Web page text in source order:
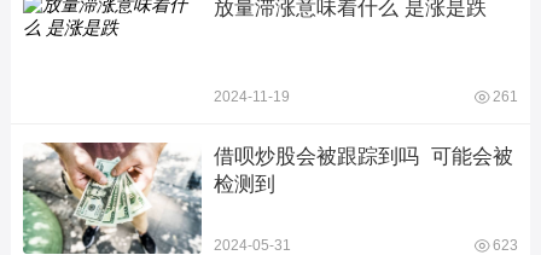
放量滞涨意味着什么 是涨是跌
2024-11-19 261
借呗炒股会被跟踪到吗  可能会被
检测到
2024-05-31 623